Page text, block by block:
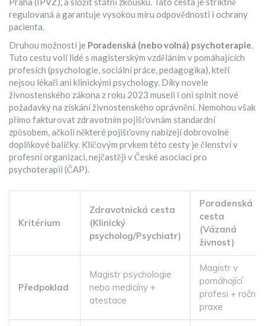
regulovaná a garantuje vysokou míru odpovědnosti i ochrany
pacienta.
Druhou možností je Poradenská (nebo volná) psychoterapie.
Tuto cestu volí lidé s magisterským vzděláním v pomáhajících
profesích (psychologie, sociální práce, pedagogika), kteří
nejsou lékaři ani klinickými psychology. Díky novele
živnostenského zákona z roku 2023 museli i oni splnit nové
požadavky na získání živnostenského oprávnění. Nemohou však
přímo fakturovat zdravotním pojišťovnám standardní
způsobem, ačkoli některé pojišťovny nabízejí dobrovolné
doplňkové balíčky. Klíčovým prvkem této cesty je členství v
profesní organizaci, nejčastěji vČeské asociaci pro
psychoterapii (ČAP).
Kritérium
Zdravotnická cesta
(Klinický
psycholog/Psychiatr)
Poradenská
cesta
(Vázaná
živnost)
Předpoklad
Magistr psychologie
nebo medicíny +
atestace
Magistr v
pomáhající
profesi + roční
praxe